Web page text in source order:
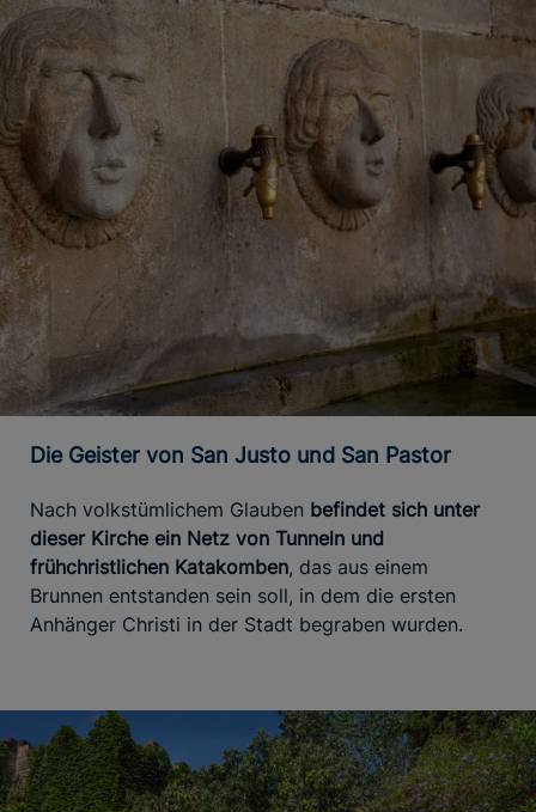
Die Geister von San Justo und San Pastor
Nach volkstümlichem Glauben befindet sich unter
dieser Kirche ein Netz von Tunneln und
frühchristlichen Katakomben, das aus einem
Brunnen entstanden sein soll, in dem die ersten
Anhänger Christi in der Stadt begraben wurden.